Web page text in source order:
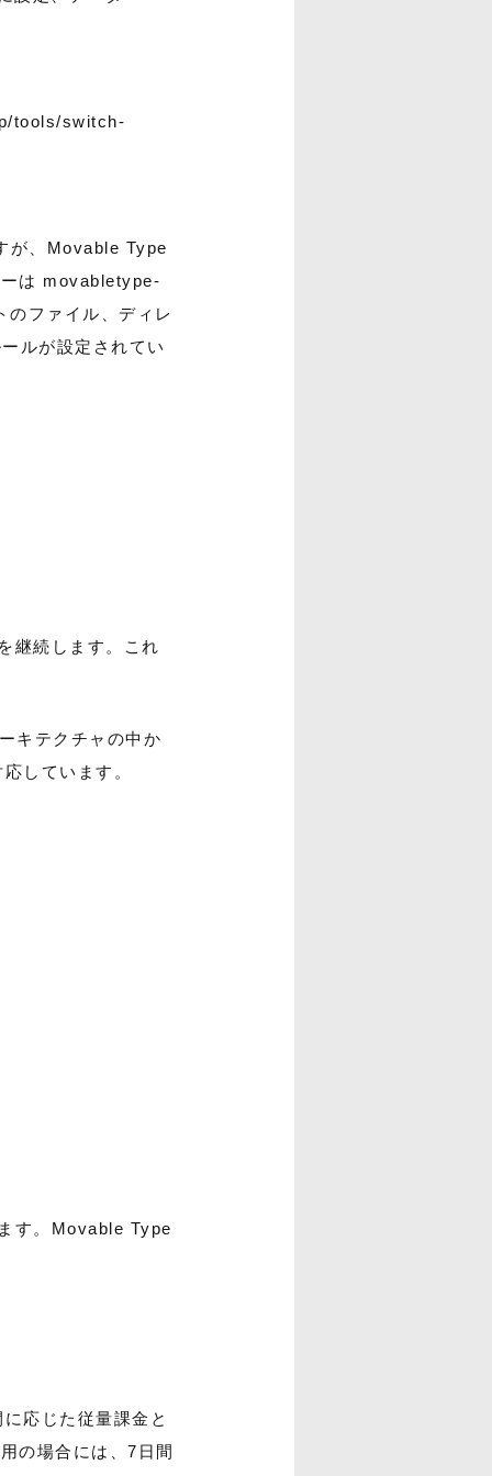
tools/switch-
が、Movable Type
は movabletype-
ファイル、ディレ
ルが設定されてい
継続します。これ
キテクチャの中か
しています。
す。Movable Type
応じた従量課金と
の場合には、7日間